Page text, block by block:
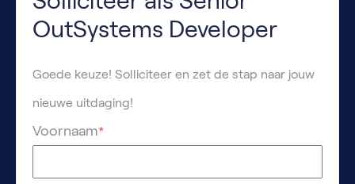
OutSystems Developer
Goede keuze! Solliciteer en zet de stap naar jouw
nieuwe uitdaging!
Voornaam*